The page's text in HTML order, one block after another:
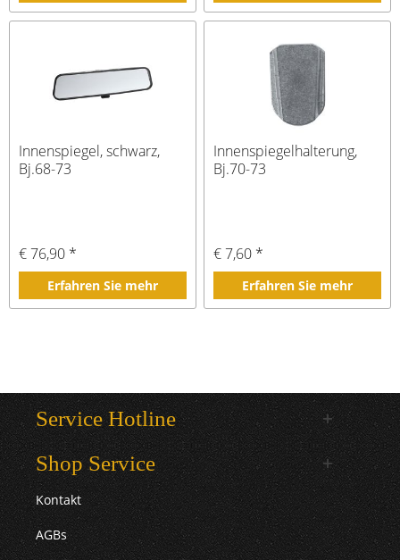
Innenspiegel, schwarz,
Bj.68-73
€ 76,90 *
Erfahren Sie mehr
Innenspiegelhalterung,
Bj.70-73
€ 7,60 *
Erfahren Sie mehr
Service Hotline
Shop Service
Kontakt
AGBs